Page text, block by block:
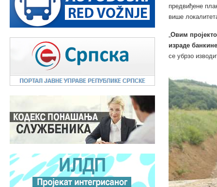
предвиђене
више
„Овим
израде
се убрзо